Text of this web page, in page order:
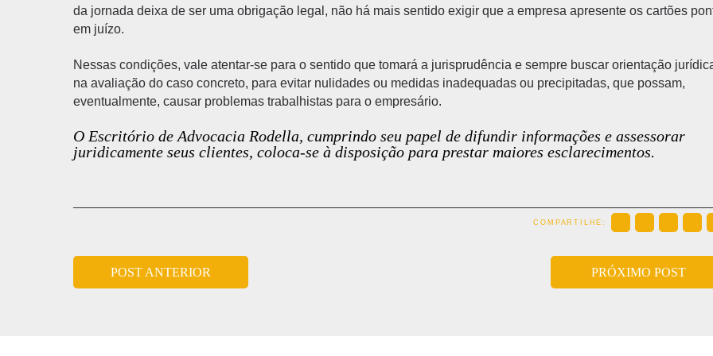
da jornada deixa de ser uma obrigação legal, não há mais sentido exigir que a empresa apresente os cartões
em juízo.
Nessas condições, vale atentar-se para o sentido que tomará a jurisprudência e sempre buscar orientação
na avaliação do caso concreto, para evitar nulidades ou medidas inadequadas ou precipitadas, que possam,
eventualmente, causar problemas trabalhistas para o empresário.
O Escritório de Advocacia Rodella, cumprindo seu papel de difundir informações e assessorar
juridicamente seus clientes, coloca-se à disposição para prestar maiores esclarecimentos.
COMPARTILHE:
POST ANTERIOR PRÓXIMO POST